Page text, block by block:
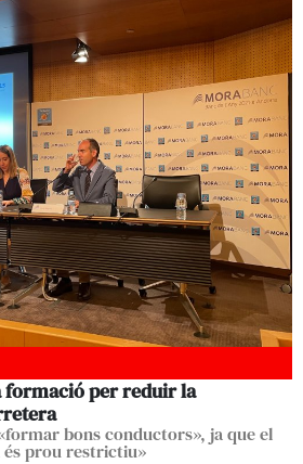
formació per reduir la
bons conductors», ja que el
prou restrictiu»